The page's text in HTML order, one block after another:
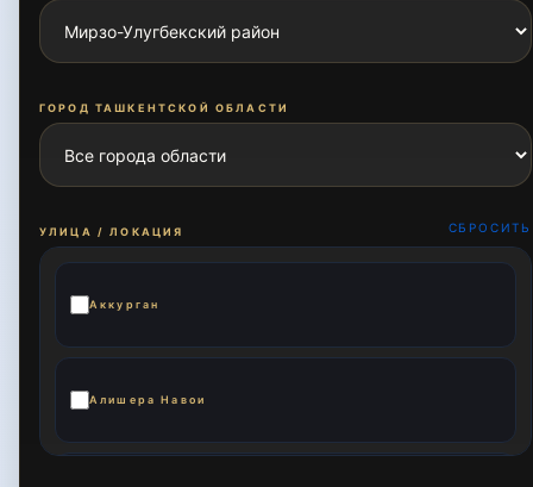
ГОРОД ТАШКЕНТСКОЙ ОБЛАСТИ
УЛИЦА / ЛОКАЦИЯ СБРОСИТЬ
Аккурган
Алишера Навои